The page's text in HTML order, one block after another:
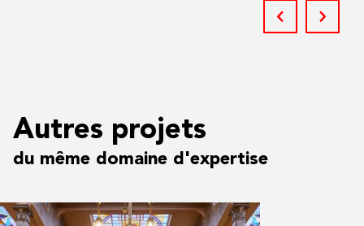
Autres projets
du même domaine d'expertise